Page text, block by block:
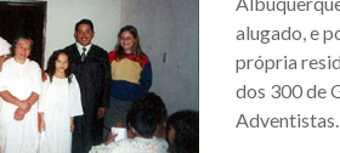
alugado, e
própria
dos 300 de
Adventistas.